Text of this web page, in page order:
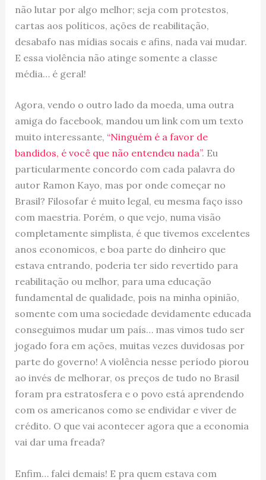
não lutar por algo melhor; seja com protestos,
cartas aos políticos, ações de reabilitação,
desabafo nas mídias socais e afins, nada vai mudar.
E essa violência não atinge somente a classe
média… é geral!
Agora, vendo o outro lado da moeda, uma outra
amiga do facebook, mandou um link com um texto
muito interessante, “Ninguém é a favor de
bandidos, é você que não entendeu nada”. Eu
particularmente concordo com cada palavra do
autor Ramon Kayo, mas por onde começar no
Brasil? Filosofar é muito legal, eu mesma faço isso
com maestria. Porém, o que vejo, numa visão
completamente simplista, é que tivemos excelentes
anos economicos, e boa parte do dinheiro que
estava entrando, poderia ter sido revertido para
reabilitação ou melhor, para uma educação
fundamental de qualidade, pois na minha opinião,
somente com uma sociedade devidamente educada
conseguimos mudar um país… mas vimos tudo ser
jogado fora em ações, muitas vezes duvidosas por
parte do governo! A violência nesse período piorou
ao invés de melhorar, os preços de tudo no Brasil
foram pra estratosfera e o povo está aprendendo
com os americanos como se endividar e viver de
crédito. O que vai acontecer agora que a economia
vai dar uma freada?
Enfim… falei demais! E pra quem estava com